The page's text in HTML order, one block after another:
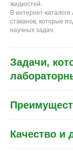
жидкостей.
В интернет-
стаканов, которые
научных задач.
Задачи,
Качество и